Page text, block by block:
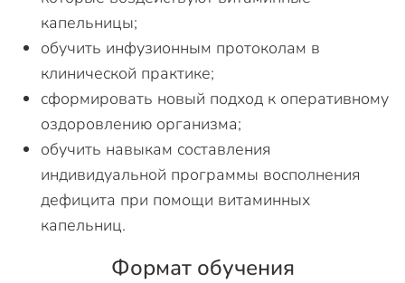
капельницы;
обучить инфузионным протоколам в
клинической практике;
сформировать новый подход к оперативному
оздоровлению организма;
обучить навыкам составления
индивидуальной программы восполнения
дефицита при помощи витаминных
капельниц.
Формат обучения